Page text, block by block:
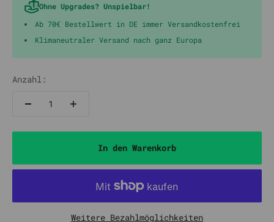
Ohne Upgrades? Unspielbar!
Ab 70€ Bestellwert in DE immer Versandkostenfrei
Klimaneutraler Versand nach ganz Europa
Anzahl:
In den Warenkorb
Weitere Bezahlmöglichkeiten